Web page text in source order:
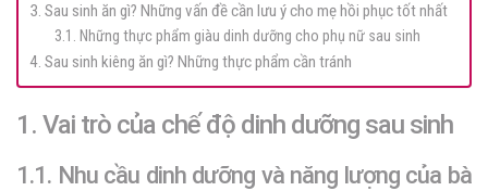
3. Sau sinh ăn gì? Những vấn đề cần lưu ý cho mẹ hồi phục tốt nhất
3.1. Những thực phẩm giàu dinh dưỡng cho phụ nữ sau sinh
4. Sau sinh kiêng ăn gì? Những thực phẩm cần tránh
1. Vai trò của chế độ dinh dưỡng sau sinh
1.1. Nhu cầu dinh dưỡng và năng lượng của bà